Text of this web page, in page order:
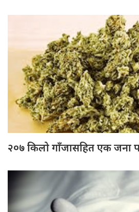
२०७ किलो गाँजासहित एक जना